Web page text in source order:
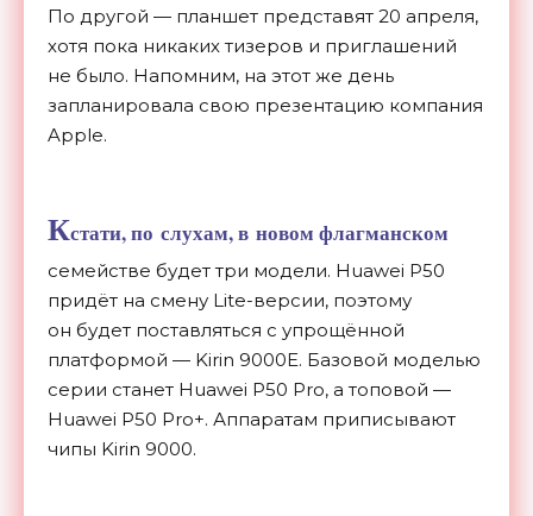
По другой — планшет представят 20 апреля,
хотя пока никаких тизеров и приглашений
не было. Напомним, на этот же день
запланировала свою презентацию компания
Apple.
Кстати, по слухам, в новом флагманском
семействе будет три модели. Huawei P50
придёт на смену Lite-версии, поэтому
он будет поставляться с упрощённой
платформой — Kirin 9000E. Базовой моделью
серии станет Huawei P50 Pro, а топовой —
Huawei P50 Pro+. Аппаратам приписывают
чипы Kirin 9000.